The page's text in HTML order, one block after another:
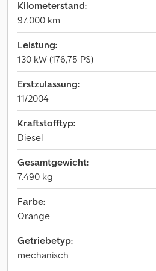
Kilometerstand:
97.000 km
Leistung:
130 kW (176,75 PS)
Erstzulassung:
11/2004
Kraftstofftyp:
Diesel
Gesamtgewicht:
7.490 kg
Farbe:
Orange
Getriebetyp:
mechanisch